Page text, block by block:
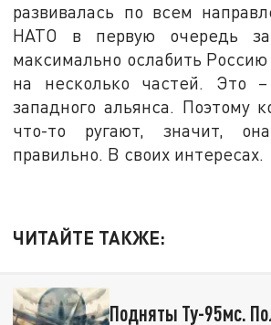
развивалась по всем
НАТО в первую очередь
максимально ослабить
на несколько частей. Это
западного альянса. Поэтому
что-то ругают, значит,
правильно. В своих интересах.
ЧИТАЙТЕ ТАКЖЕ:
Подняты Ту-95мс.